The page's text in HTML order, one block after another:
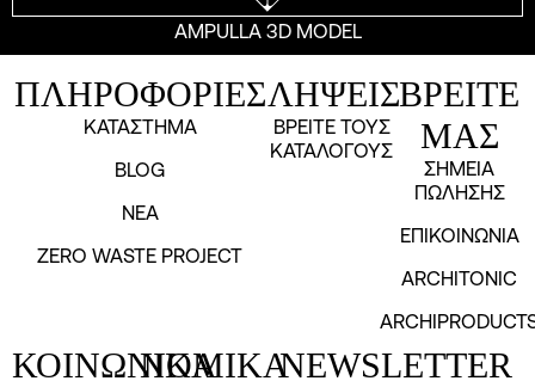
AMPULLA 3D MODEL
ΠΛΗΡΟΦΟΡΙΕΣ
ΚΑΤΑΣΤΗΜΑ
BLOG
NEA
ZERO WASTE PROJECT
ΛΗΨΕΙΣ
ΒΡΕΙΤΕ ΤΟΥΣ
ΚΑΤΑΛΟΓΟΥΣ
ΒΡΕΙΤΕ
ΜΑΣ
ΣΗΜΕΙΑ
ΠΩΛΗΣΗΣ
ΕΠΙΚΟΙΝΩΝΙΑ
ARCHITONIC
NEWSLETTER
ΝΟΜΙΚΑ
ΚΟΙΝΩΝΙΚΑ